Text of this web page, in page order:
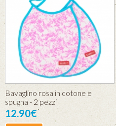
Bavaglino rosa in cotone e
spugna - 2 pezzi
12.90€